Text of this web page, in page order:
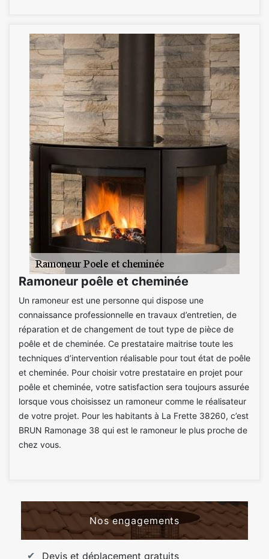
Ramoneur poêle et cheminée
Un ramoneur est une personne qui dispose une
connaissance professionnelle en travaux d’entretien, de
réparation et de changement de tout type de pièce de
poêle et de cheminée. Ce prestataire maitrise toute les
techniques d’intervention réalisable pour tout état de poêle
et cheminée. Pour choisir votre prestataire en projet pour
poêle et cheminée, votre satisfaction sera toujours assurée
lorsque vous choisissez un ramoneur comme le réalisateur
de votre projet. Pour les habitants à La Frette 38260, c’est
BRUN Ramonage 38 qui est le ramoneur le plus proche de
chez vous.
Nos engagements
Devis et déplacement gratuits